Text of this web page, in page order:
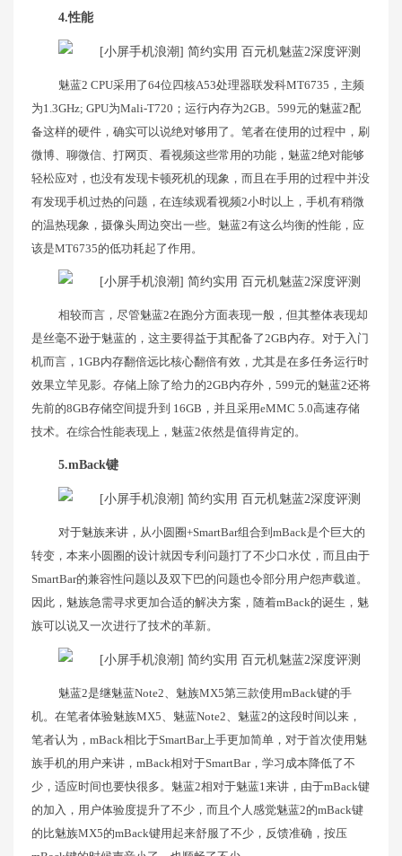
4.性能
魅蓝2 CPU采用了64位四核A53处理器联发科MT6735，主频
为1.3GHz; GPU为Mali-T720；运行内存为2GB。599元的魅蓝2配
备这样的硬件，确实可以说绝对够用了。笔者在使用的过程中，刷
微博、聊微信、打网页、看视频这些常用的功能，魅蓝2绝对能够
轻松应对，也没有发现卡顿死机的现象，而且在手用的过程中并没
有发现手机过热的问题，在连续观看视频2小时以上，手机有稍微
的温热现象，摄像头周边突出一些。魅蓝2有这么均衡的性能，应
该是MT6735的低功耗起了作用。
相较而言，尽管魅蓝2在跑分方面表现一般，但其整体表现却
是丝毫不逊于魅蓝的，这主要得益于其配备了2GB内存。对于入门
机而言，1GB内存翻倍远比核心翻倍有效，尤其是在多任务运行时
效果立竿见影。存储上除了给力的2GB内存外，599元的魅蓝2还将
先前的8GB存储空间提升到 16GB，并且采用eMMC 5.0高速存储
技术。在综合性能表现上，魅蓝2依然是值得肯定的。
5.mBack键
对于魅族来讲，从小圆圈+SmartBar组合到mBack是个巨大的
转变，本来小圆圈的设计就因专利问题打了不少口水仗，而且由于
SmartBar的兼容性问题以及双下巴的问题也令部分用户怨声载道。
因此，魅族急需寻求更加合适的解决方案，随着mBack的诞生，魅
族可以说又一次进行了技术的革新。
魅蓝2是继魅蓝Note2、魅族MX5第三款使用mBack键的手
机。在笔者体验魅族MX5、魅蓝Note2、魅蓝2的这段时间以来，
笔者认为，mBack相比于SmartBar上手更加简单，对于首次使用魅
族手机的用户来讲，mBack相对于SmartBar，学习成本降低了不
少，适应时间也要快很多。魅蓝2相对于魅蓝1来讲，由于mBack键
的加入，用户体验度提升了不少，而且个人感觉魅蓝2的mBack键
的比魅族MX5的mBack键用起来舒服了不少，反馈准确，按压